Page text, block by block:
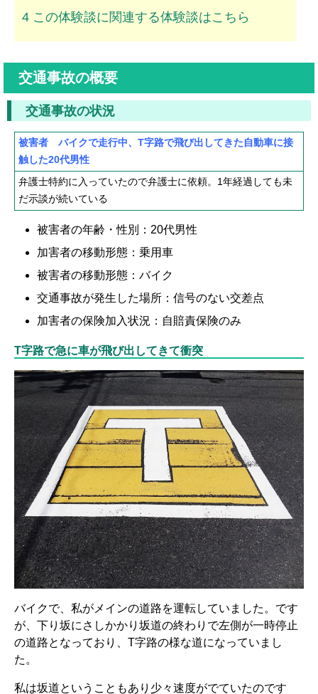
4 この体験談に関連する体験談はこちら
交通事故の概要
交通事故の状況
被害者 バイクで走行中、T字路で飛び出してきた自動車に接
触した20代男性
弁護士特約に入っていたので弁護士に依頼。1年経過しても未
だ示談が続いている
被害者の年齢・性別：20代男性
加害者の移動形態：乗用車
被害者の移動形態：バイク
交通事故が発生した場所：信号のない交差点
加害者の保険加入状況：自賠責保険のみ
T字路で急に車が飛び出してきて衝突
バイクで、私がメインの道路を運転していました。です
が、下り坂にさしかかり坂道の終わりで左側が一時停止
の道路となっており、T字路の様な道になっていまし
た。
私は坂道ということもあり少々速度がでていたのです
骨折の体験談
後遺障害の体験談
弁護士費用を知る
弁護士を探す
弁護士に相談[無料]